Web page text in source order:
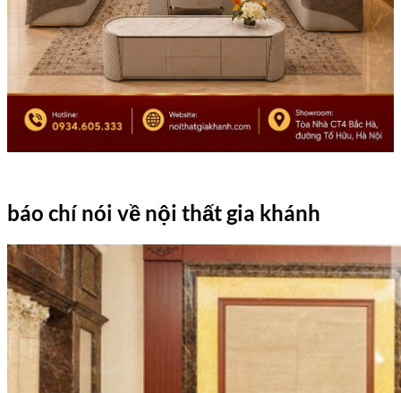
báo chí nói về nội thất gia khánh